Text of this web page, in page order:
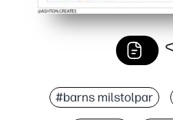
#barns milstolpar